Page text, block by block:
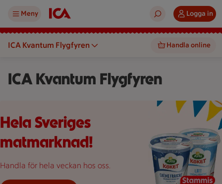
Meny Logga in
ICA Kvantum Flygfyren Handla online
ICA Kvantum Flygfyren
Pinsa 20 kronor styck, Creme fraiche 25 kronor styck.
Hela Sveriges
matmarknad!
Handla för hela veckan hos oss.